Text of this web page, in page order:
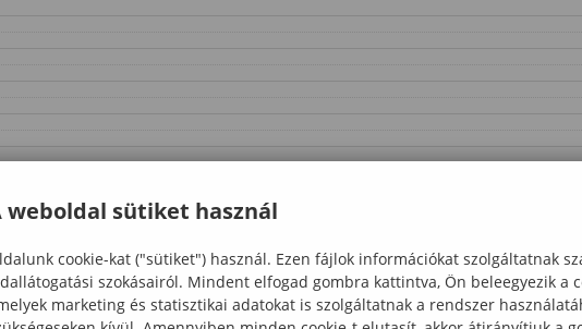
weboldal sütiket használ
cookie-kat ("sütiket") használ. Ezen fájlok információkat szolgáltatnak
szokásairól. Mindent elfogad gombra kattintva, Ön beleegyezik a
marketing és statisztikai adatokat is szolgáltatnak a rendszer